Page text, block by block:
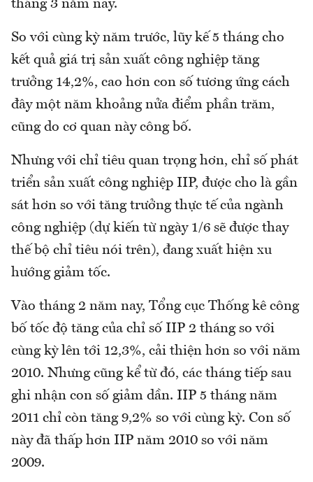
tháng 3 năm nay.
So với cùng kỳ năm trước, lũy kế 5 tháng cho
kết quả giá trị sản xuất công nghiệp tăng
trưởng 14,2%, cao hơn con số tương ứng cách
đây một năm khoảng nửa điểm phần trăm,
cũng do cơ quan này công bố.
Nhưng với chỉ tiêu quan trọng hơn, chỉ số phát
triển sản xuất công nghiệp IIP, được cho là gần
sát hơn so với tăng trưởng thực tế của ngành
công nghiệp (dự kiến từ ngày 1/6 sẽ được thay
thế bộ chỉ tiêu nói trên), đang xuất hiện xu
hướng giảm tốc.
Vào tháng 2 năm nay, Tổng cục Thống kê công
bố tốc độ tăng của chỉ số IIP 2 tháng so với
cùng kỳ lên tới 12,3%, cải thiện hơn so với năm
2010. Nhưng cũng kể từ đó, các tháng tiếp sau
ghi nhận con số giảm dần. IIP 5 tháng năm
2011 chỉ còn tăng 9,2% so với cùng kỳ. Con số
này đã thấp hơn IIP năm 2010 so với năm
2009.